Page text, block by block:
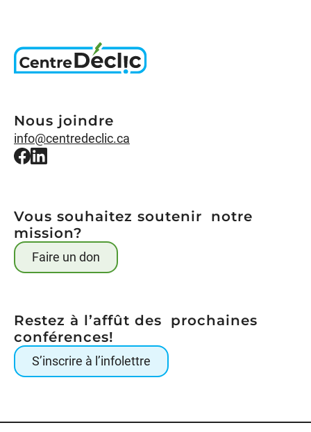
Nous joindre
info@centredeclic.ca
Vous souhaitez soutenir notre
mission?
Faire un don
Restez à l’affût des prochaines
conférences!
S’inscrire à l’infolettre